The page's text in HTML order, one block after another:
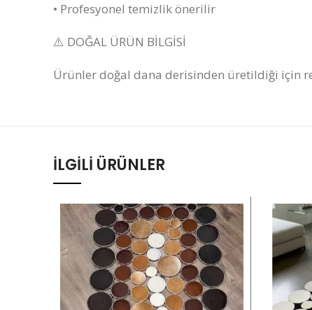
• Profesyonel temizlik önerilir
⚠️ DOĞAL ÜRÜN BİLGİSİ
Ürünler doğal dana derisinden üretildiği için
İLGILI ÜRÜNLER